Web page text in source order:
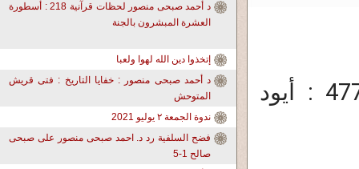
د. أحمد صبحى منصور: لحظات قرآنية 477 : أيود
د أحمد صبحى منصور لحظات قرآنية 218 : أسطورة
العشرة المبشرون بالجنة
إتخذوا دين الله لهوا ولعبا
د أحمد صبحى منصور : خفايا التاريخ : فتى قريش
المتوحش
ندوة الجمعة ٢ يوليو 2021
فضح السلفية رد د. احمد صبحى منصور على صبحى
صالح 1-5